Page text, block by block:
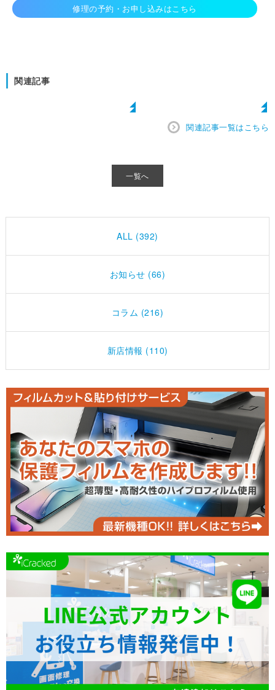
修理の予約・お申し込みはこちら
関連記事
関連記事一覧はこちら
一覧へ
ALL (392)
お知らせ (66)
コラム (216)
新店情報 (110)